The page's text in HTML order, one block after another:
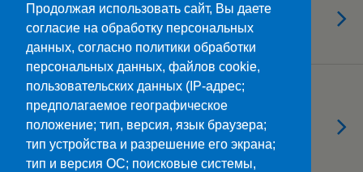
Дорогие студенты! Ждём вас и
активно готовимся к встрече!
23.07.2025
Летние каникулы: время ярких
впечатлений и восстановления
сил
Продолжая использовать сайт, Вы даете
согласие на обработку персональных
данных, согласно политики обработки
персональных данных, файлов cookie,
пользовательских данных (IP-адрес;
предполагаемое географическое
положение; тип, версия, язык браузера;
тип устройства и разрешение его экрана;
тип и версия ОС; поисковые системы,